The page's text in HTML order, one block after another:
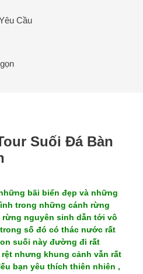
Cầu
Suối Đá Bàn
bãi biển đẹp và những
trong những cánh rừng
nguyên sinh dẫn tới vô
số đó có thác nước rất
suối này đường đi rất
nhưng khung cảnh vẫn rất
bạn yêu thích thiên nhiên ,